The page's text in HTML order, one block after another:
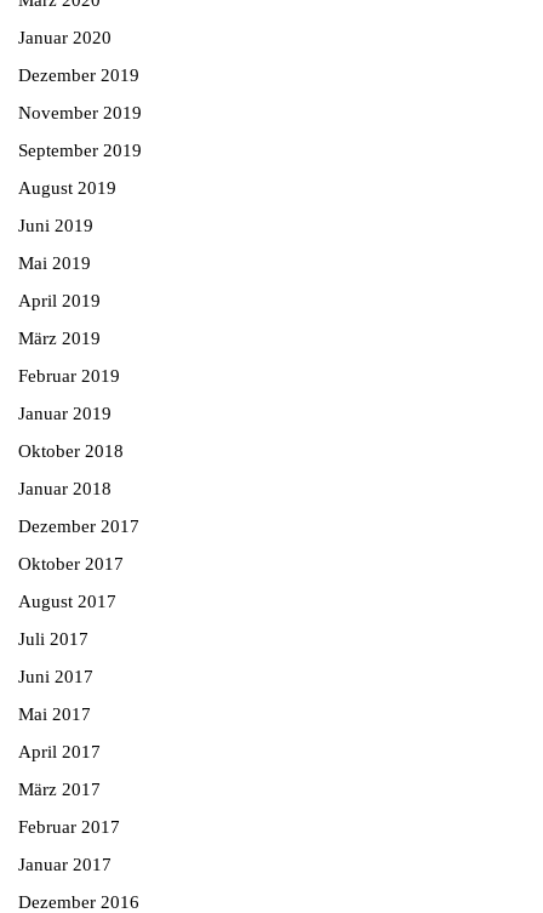
Januar 2020
Dezember 2019
November 2019
September 2019
August 2019
Juni 2019
Mai 2019
April 2019
März 2019
Februar 2019
Januar 2019
Oktober 2018
Januar 2018
Dezember 2017
Oktober 2017
August 2017
Juli 2017
Juni 2017
Mai 2017
April 2017
März 2017
Februar 2017
Januar 2017
Dezember 2016